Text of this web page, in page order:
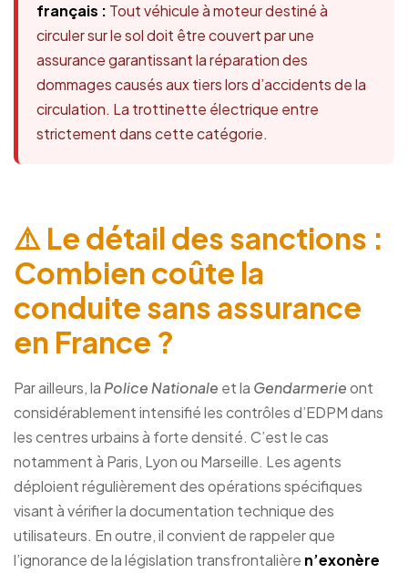
français : Tout véhicule à moteur destiné à
circuler sur le sol doit être couvert par une
assurance garantissant la réparation des
dommages causés aux tiers lors d’accidents de la
circulation. La trottinette électrique entre
strictement dans cette catégorie.
⚠️ Le détail des sanctions :
Combien coûte la
conduite sans assurance
en France ?
Par ailleurs, la Police Nationale et la Gendarmerieont
considérablement intensifié les contrôles d’EDPM dans
les centres urbains à forte densité. C’est le cas
notamment à Paris, Lyon ou Marseille. Les agents
déploient régulièrement des opérations spécifiques
visant à vérifier la documentation technique des
utilisateurs. En outre, il convient de rappeler que
l’ignorance de la législation transfrontalière n’exonère